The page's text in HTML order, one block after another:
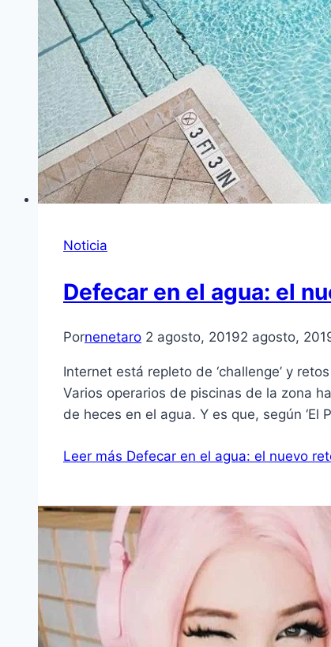
Noticia
Defecar en el agua: el
Pornenetaro 2 agosto, 20192 agosto,
Internet está repleto de ‘challenge’ y
Varios operarios de piscinas de la zona
de heces en el agua. Y es que, según ‘El
Leer más Defecar en el agua: el nuevo